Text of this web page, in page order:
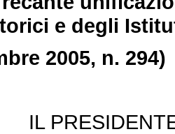
e degli
2005, n. 294)
IL